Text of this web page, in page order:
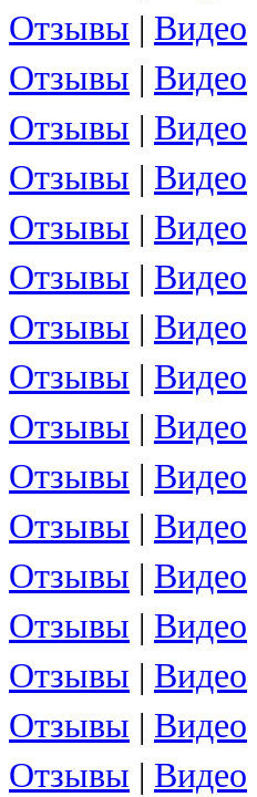
Отзывы | Видео
Отзывы | Видео
Отзывы | Видео
Отзывы | Видео
Отзывы | Видео
Отзывы | Видео
Отзывы | Видео
Отзывы | Видео
Отзывы | Видео
Отзывы | Видео
Отзывы | Видео
Отзывы | Видео
Отзывы | Видео
Отзывы | Видео
Отзывы | Видео
Отзывы | Видео